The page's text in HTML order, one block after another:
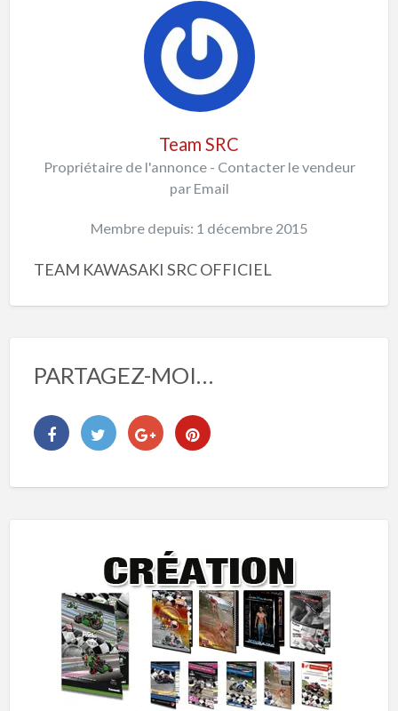
Team SRC
Propriétaire de l'annonce - Contacter le vendeur
par Email
Membre depuis: 1 décembre 2015
TEAM KAWASAKI SRC OFFICIEL
PARTAGEZ-MOI…